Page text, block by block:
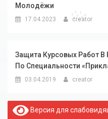
Молодёжи
17.04.2023 creator
Защита Курсовых Работ
По Специальности
03.04.2019 creator
Версия для